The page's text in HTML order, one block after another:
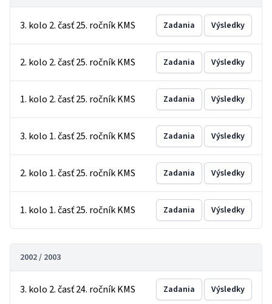
3. kolo 2. časť 25. ročník KMS Zadania Výsledky
2. kolo 2. časť 25. ročník KMS Zadania Výsledky
1. kolo 2. časť 25. ročník KMS Zadania Výsledky
3. kolo 1. časť 25. ročník KMS Zadania Výsledky
2. kolo 1. časť 25. ročník KMS Zadania Výsledky
1. kolo 1. časť 25. ročník KMS Zadania Výsledky
2002 / 2003
3. kolo 2. časť 24. ročník KMS Zadania Výsledky